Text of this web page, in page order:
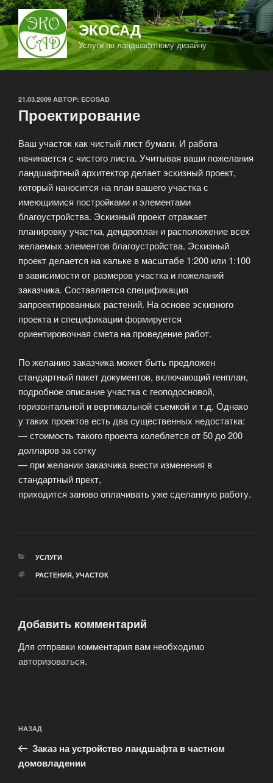
Перейти
к
содержимому
ЭКОСАД
Услуги по ландшафтному дизайну
ОПУБЛИКОВАНО
21.03.2009 АВТОР: ECOSAD
Проектирование
Ваш участок как чистый лист бумаги. И работа
начинается с чистого листа. Учитывая ваши пожелания
ландшафтный архитектор делает эскизный проект,
который наносится на план вашего участка с
имеющимися постройками и элементами
благоустройства. Эскизный проект отражает
планировку участка, дендроплан и расположение всех
желаемых элементов благоустройства. Эскизный
проект делается на кальке в масштабе 1:200 или 1:100
в зависимости от размеров участка и пожеланий
заказчика. Составляется спецификация
запроектированных растений. На основе эскизного
проекта и спецификации формируется
ориентировочная смета на проведение работ.
По желанию заказчика может быть предложен
стандартный пакет документов, включающий генплан,
подробное описание участка с геоподосновой,
горизонтальной и вертикальной съемкой и т.д. Однако
у таких проектов есть два существенных недостатка:
— стоимость такого проекта колеблется от 50 до 200
долларов за сотку
— при желании заказчика внести изменения в
стандартный прект,
приходится заново оплачивать уже сделанную работу.
РУБРИКИ
УСЛУГИ
МЕТКИ
РАСТЕНИЯ, УЧАСТОК
Добавить комментарий
Для отправки комментария вам необходимо
авторизоваться.
по
записям
Предыдущая
запись:
НАЗАД
Заказ на устройство ландшафта в частном
домовладении